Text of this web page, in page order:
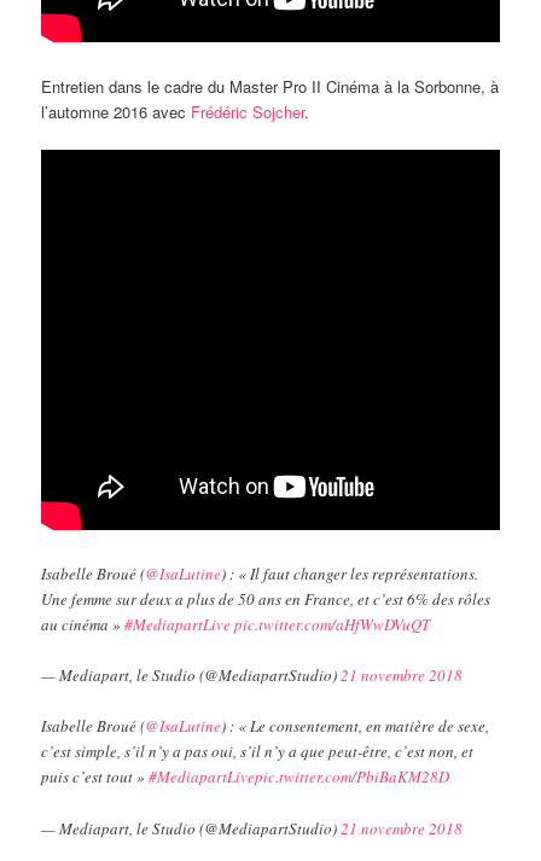
Entretien dans le cadre du Master Pro II Cinéma à la Sorbonne, à
l’automne 2016 avec Frédéric Sojcher.
Isabelle Broué (@IsaLutine) : « Il faut changer les représentations.
Une femme sur deux a plus de 50 ans en France, et c’est 6% des rôles
au cinéma »#MediapartLivepic.twitter.com/aHfWwDVuQT
— Mediapart, le Studio (@MediapartStudio)21 novembre 2018
Isabelle Broué (@IsaLutine) : « Le consentement, en matière de sexe,
c’est simple, s’il n’y a pas oui, s’il n’y a que peut-être, c’est non, et
puis c’est tout »#MediapartLivepic.twitter.com/PbiBaKM28D
— Mediapart, le Studio (@MediapartStudio) 21 novembre 2018